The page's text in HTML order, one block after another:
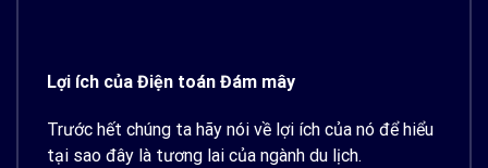
Lợi ích của Điện toán Đám mây
Trước hết chúng ta hãy nói về lợi ích của nó để hiểu
tại sao đây là tương lai của ngành du lịch.